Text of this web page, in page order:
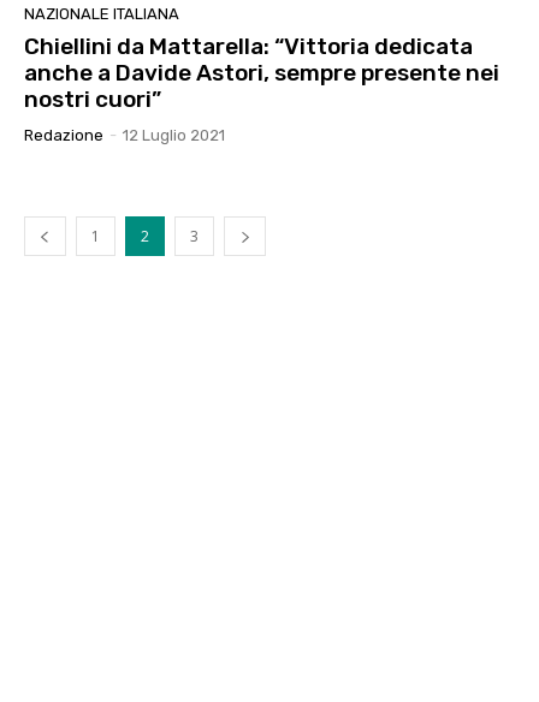
NAZIONALE ITALIANA
Chiellini da Mattarella: “Vittoria dedicata
anche a Davide Astori, sempre presente nei
nostri cuori”
Redazione - 12 Luglio 2021
1 2 3